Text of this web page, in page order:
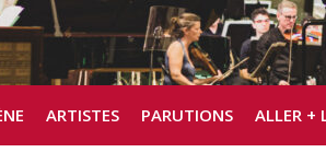
ARTISTES PARUTIONS ALLER +